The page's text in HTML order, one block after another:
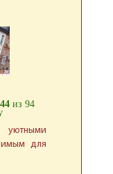
из 94
уютными
для